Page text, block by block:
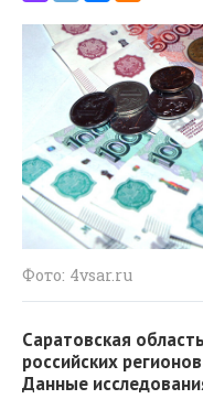
Фото: 4vsar.ru
Саратовская
российских
Данные